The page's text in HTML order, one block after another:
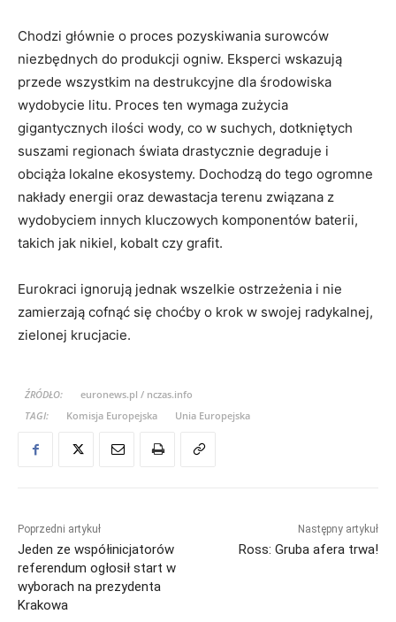
Chodzi głównie o proces pozyskiwania surowców
niezbędnych do produkcji ogniw. Eksperci wskazują
przede wszystkim na destrukcyjne dla środowiska
wydobycie litu. Proces ten wymaga zużycia
gigantycznych ilości wody, co w suchych, dotkniętych
suszami regionach świata drastycznie degraduje i
obciąża lokalne ekosystemy. Dochodzą do tego ogromne
nakłady energii oraz dewastacja terenu związana z
wydobyciem innych kluczowych komponentów baterii,
takich jak nikiel, kobalt czy grafit.
Eurokraci ignorują jednak wszelkie ostrzeżenia i nie
zamierzają cofnąć się choćby o krok w swojej radykalnej,
zielonej krucjacie.
ŹRÓDŁO:
euronews.pl / nczas.info
TAGI:
Komisja Europejska Unia Europejska
Poprzedni artykuł
Jeden ze współinicjatorów
referendum ogłosił start w
wyborach na prezydenta
Krakowa
Następny artykuł
Ross: Gruba afera trwa!